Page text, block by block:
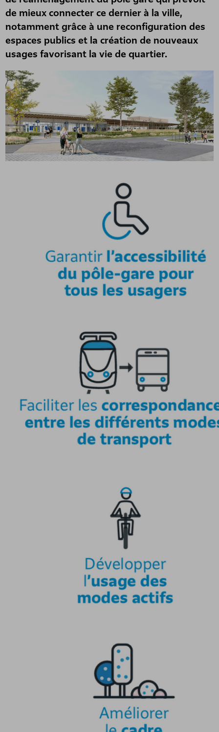
de mieux connecter ce dernier à la ville,
notamment grâce à une reconfiguration des
espaces publics et la création de nouveaux
usages favorisant la vie de quartier.